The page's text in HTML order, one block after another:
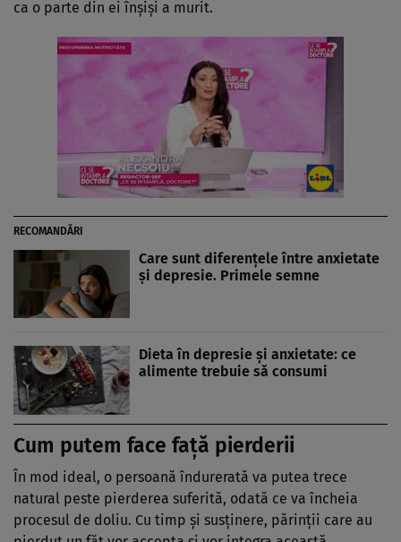
ca o parte din ei înşişi a murit.
RECOMANDĂRI
Care sunt diferenţele între anxietate
şi depresie. Primele semne
Dieta în depresie şi anxietate: ce
alimente trebuie să consumi
Cum putem face faţă pierderii
În mod ideal, o persoană îndurerată va putea trece
natural peste pierderea suferită, odată ce va încheia
procesul de doliu. Cu timp şi susţinere, părinţii care au